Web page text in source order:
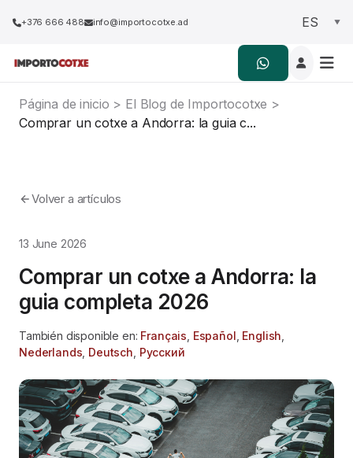
+376 666 488 info@importocotxe.ad
Página de inicio > El Blog de Importocotxe >
Comprar un cotxe a Andorra: la guia c...
Volver a artículos
13 June 2026
Comprar un cotxe a Andorra: la
guia completa 2026
También disponible en: Français Español English
Nederlands Deutsch Русский